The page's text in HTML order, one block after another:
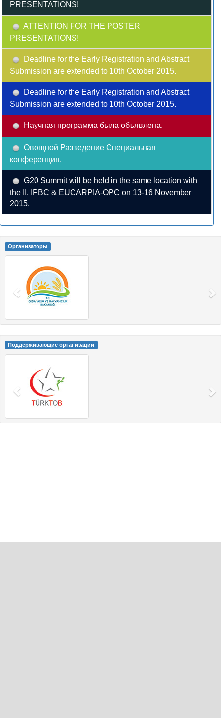
PRESENTATIONS!
ATTENTION FOR THE POSTER
PRESENTATIONS!
Deadline for the Early Registration and Abstract
Submission are extended to 10th October 2015.
Deadline for the Early Registration and Abstract
Submission are extended to 10th October 2015.
Научная программа была объявлена.
Овощной Разведение Специальная
конференция.
G20 Summit will be held in the same location with
the II. IPBC & EUCARPIA-OPC on 13-16 November
2015.
Oрганизаторы
Поддерживающие организации